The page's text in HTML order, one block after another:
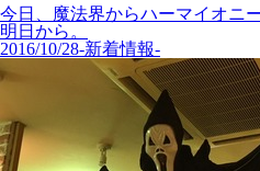
今日、魔法界からハーマイオニ
明日から。
2016/10/28-新着情報-